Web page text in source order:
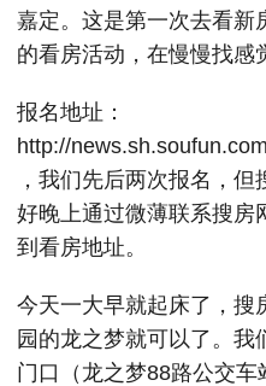
嘉定。这是第一次去看新
的看房活动，在慢慢找感
报名地址：
http://
，我们先后两次报名，
好晚上通过微薄联系搜房
到看房地址。
今天一大早就起床了，搜
园的龙之梦就可以了。我
门口（龙之梦88路公交